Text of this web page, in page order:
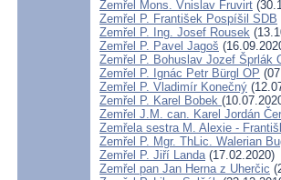
Zemřel Mons. Vnislav Fruvirt
Zemřel P. František Pospíšil SDB
Zemřel P. Ing. Josef Rousek
Zemřel P. Pavel Jagoš
Zemřel P. Bohuslav Jozef Šprlák
Zemřel P. Ignác Petr Bürgl OP
Zemřel P. Vladimír Konečný
Zemřel P. Karel Bobek
Zemřel J.M. can. Karel Jordán
Zemřela sestra M. Alexie -
Zemřel P. Mgr. ThLic. Walerian
Zemřel P. Jiří Landa(17.02.2020)
Zemřel pan Jan Herna z Uherčic